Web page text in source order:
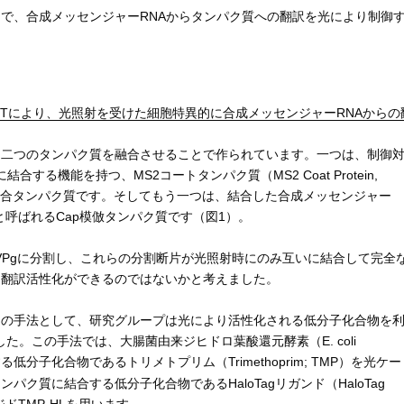
合成メッセンジャーRNAからタンパク質への翻訳を光により制御す
より、光照射を受けた細胞特異的に合成メッセンジャーRNAからの
のタンパク質を融合させることで作られています。一つは、制御対
合する機能を持つ、MS2コートタンパク質（MS2 Coat Protein,
タンパク質です。そしてもう一つは、結合した合成メッセンジャー
呼ばれるCap模倣タンパク質です（図1）。
に分割し、これらの分割断片が光照射時にのみ互いに結合して完全
訳活性化ができるのではないかと考えました。
法として、研究グループは光により活性化される低分子化合物を利
。この手法では、大腸菌由来ジヒドロ葉酸還元酵素（E. coli
低分子化合物であるトリメトプリム（Trimethoprim; TMP）を光ケー
パク質に結合する低分子化合物であるHaloTagリガンド（HaloTag